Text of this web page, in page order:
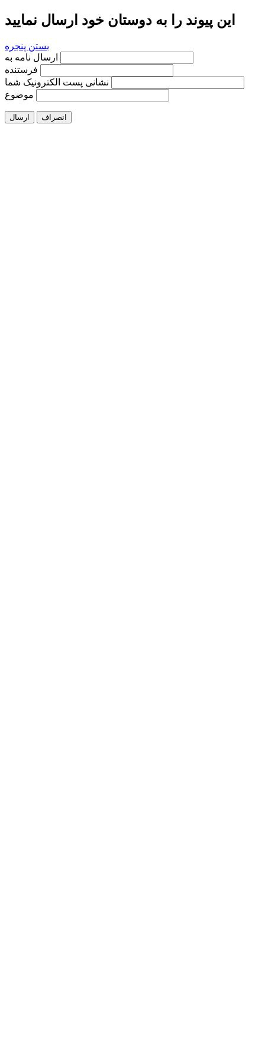
این پیوند را به دوستان خود ارسال نمایید
بستن پنجره
فرستنده
نشانی پست الکترونیک شما
موضوع
ارسال انصراف